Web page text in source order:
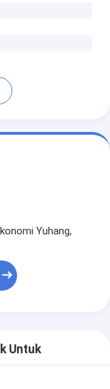
Yuhang,
Untuk